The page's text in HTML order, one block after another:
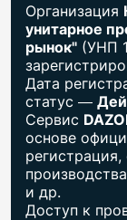
Организация
унитарное
рынок" (УНП
Дата
статус —
Сервис
основе
и др.
Доступ к